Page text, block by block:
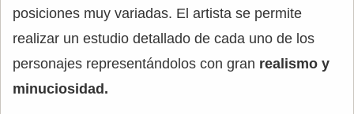
posiciones muy variadas. El artista se permite
realizar un estudio detallado de cada uno de los
personajes representándolos con gran realismo y
minuciosidad.